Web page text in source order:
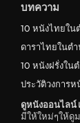
บทความ
10 หนังไทยใน
ดาราไทยในต
10 หนังฝรั่งใน
ประวัติวงการห
ดูหนังออนไลน์
มีให้ใหม่ๆให้ดู